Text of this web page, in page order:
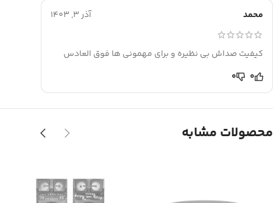
محمد آذر 3, 1403
کیفیت صداش بی نظیره و برای مهمونی ها فوق العادس
0
0
محصولات مشابه